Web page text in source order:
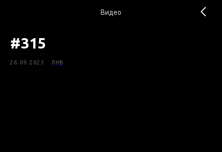
Видео
#315
26.09.2023 ЛНВ